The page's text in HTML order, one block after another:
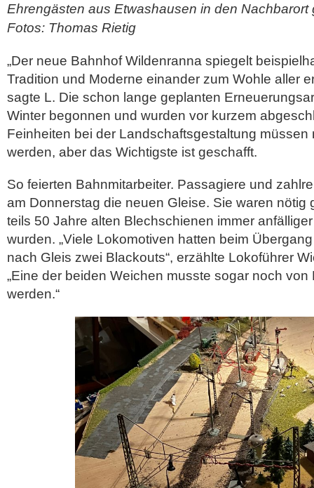
Ehrengästen aus Etwashausen in den Nachbarort
Fotos: Thomas Rietig
„Der neue Bahnhof Wildenranna spiegelt
Tradition und Moderne einander zum Wohle aller
sagte L. Die schon lange geplanten
Winter begonnen und wurden vor kurzem
Feinheiten bei der Landschaftsgestaltung müssen
werden, aber das Wichtigste ist geschafft.
So feierten Bahnmitarbeiter. Passagiere und
am Donnerstag die neuen Gleise. Sie waren nötig
teils 50 Jahre alten Blechschienen immer
wurden. „Viele Lokomotiven hatten beim
nach Gleis zwei Blackouts“, erzählte Lokoführer
„Eine der beiden Weichen musste sogar noch von
werden.“